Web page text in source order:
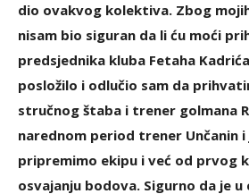
dio ovakvog kolektiva. Zbog
nisam bio siguran da li ću moći
predsjednika kluba Fetaha
posložilo i odlučio sam da
stručnog štaba i trener golmana
narednom period trener Unčanin i
pripremimo ekipu i već od prvog
osvajanju bodova. Sigurno da je u